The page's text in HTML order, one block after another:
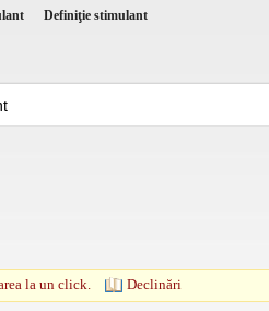
Definiţie stimulant
la un click. Declinări